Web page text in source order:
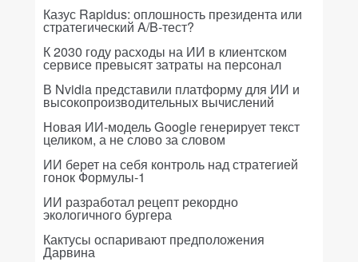
Казус Rapidus: оплошность президента или
стратегический A/B-тест?
К 2030 году расходы на ИИ в клиентском
сервисе превысят затраты на персонал
В Nvidia представили платформу для ИИ и
высокопроизводительных вычислений
Новая ИИ-модель Google генерирует текст
целиком, а не слово за словом
ИИ берет на себя контроль над стратегией
гонок Формулы-1
ИИ разработал рецепт рекордно
экологичного бургера
Кактусы оспаривают предположения
Дарвина